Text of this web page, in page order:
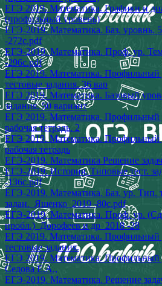
ЕГЭ 2019. Математика. Графики и
(профильный уровень)
ЕГЭ-2019. Математика. Баз. уровнь.
-272с.pdf
ЕГЭ-2019. Математика. Проф. ур.
-296с.pdf
ЕГЭ 2019. Математика. Профильный
тестовые задания. 36 вар
ЕГЭ 2019. Математика. Базовый
задания. 50 вариант
ЕГЭ 2019. Математика. Профильный
рабочая тетрадь. 2
ЕГЭ 2019. Математика. Профильный
рабочая тетрадь
ЕГЭ-2019. Математика Решение
ЕГЭ-2019. История. Типовые тест.
-136с.pdf
ЕГЭ-2019. Математика. Баз. ур. Тип.
задан._Ященко_2019 -80с.pdf
ЕГЭ-2019. Математика. Проф. ур.
пробл.)_Дорофеев и др_2018 -28
ЕГЭ 2019. Математика. Профильный
тестовые задания.
ЕГЭ 2019. Математика. Профильный
Седова Е.А.,
ЕГЭ-2019. Математика. Решение